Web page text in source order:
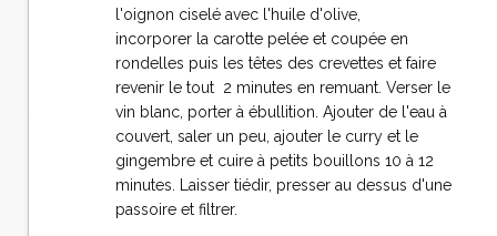
l'oignon ciselé avec l'huile d'olive,
incorporer la carotte pelée et coupée en
rondelles puis les têtes des crevettes et faire
revenir le tout 2 minutes en remuant. Verser le
vin blanc, porter à ébullition. Ajouter de l'eau à
couvert, saler un peu, ajouter le curry et le
gingembre et cuire à petits bouillons 10 à 12
minutes. Laisser tiédir, presser au dessus d'une
passoire et filtrer.